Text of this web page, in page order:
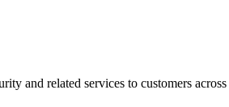
and related services to customers